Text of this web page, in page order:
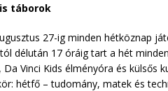
táborok
27-ig minden hétköznap
délután 17 óráig tart a hét
Vinci Kids élményóra és külsős
hétfő – tudomány, matek és